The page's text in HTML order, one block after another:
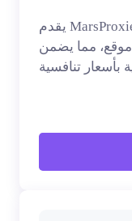
يقدم MarsProxies بروكسيات عالية السرعة
وموثوقة في أكثر من 200 موقع، مما يضمن